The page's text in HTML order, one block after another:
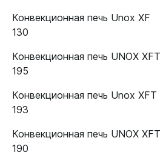
Конвекционная печь Unox XF
130
Конвекционная печь UNOX XFT
195
Конвекционная печь Unox XFT
193
Конвекционная печь UNOX XFT
190